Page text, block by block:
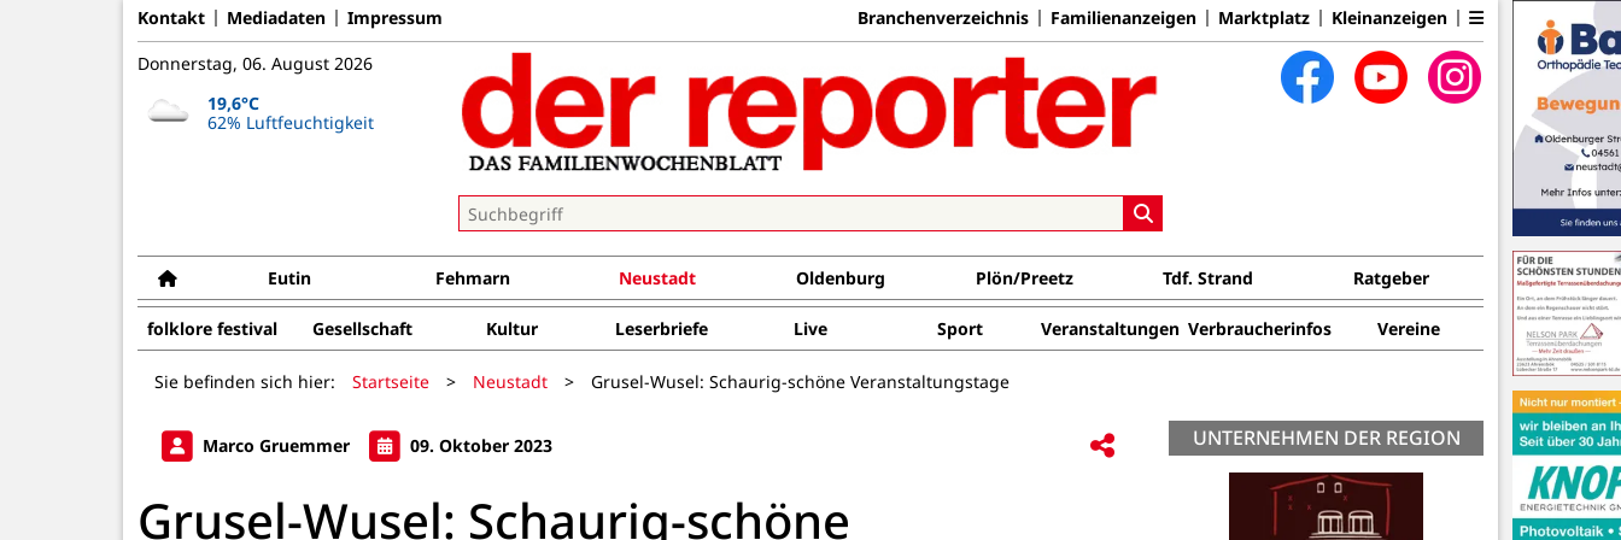
Kontakt Mediadaten Impressum Branchenverzeichnis Familienanzeigen Marktplatz Kleinanzeigen
Donnerstag, 06. August 2026
19,6°C
62% Luftfeuchtigkeit
Eutin Fehmarn Neustadt Oldenburg Plön/Preetz Tdf. Strand Ratgeber
folklore festival Gesellschaft Kultur Leserbriefe Live Sport Veranstaltungen Verbraucherinfos Vereine
Sie befinden sich hier: Startseite > Neustadt > Grusel-Wusel: Schaurig-schöne Veranstaltungstage
Marco Gruemmer 09. Oktober 2023
Grusel-Wusel: Schaurig-schöne
UNTERNEHMEN DER REGION